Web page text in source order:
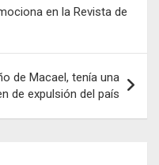
en la Revista de
de Macael, tenía una
de expulsión del país